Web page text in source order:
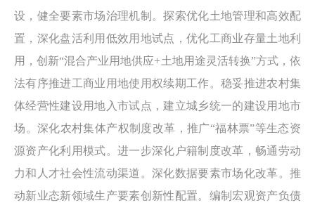
设，健全要素市场治理机制。探索优化土地管理和高效配
置，深化盘活利用低效用地试点，优化工商业存量土地利
用，创新“混合产业用地供应+土地用途灵活转换”方式，依
法有序推进工商业用地使用权续期工作。稳妥推进农村集
体经营性建设用地入市试点，建立城乡统一的建设用地市
场。深化农村集体产权制度改革，推广“福林票”等生态资
源资产化利用模式。进一步深化户籍制度改革，畅通劳动
力和人才社会性流动渠道。深化数据要素市场化改革。推
动新业态新领域生产要素创新性配置。编制宏观资产负债